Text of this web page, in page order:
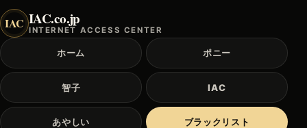
IAC IAC.co.jp
INTERNET ACCESS CENTER
ホーム ポニー
智子 IAC
あやしい ブラックリスト